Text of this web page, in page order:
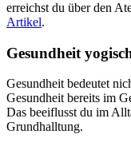
erreichst du über den
Artikel.
Gesundheit
Gesundheit bedeutet
Gesundheit bereits im
Das beeiflusst du im
Grundhalltung.